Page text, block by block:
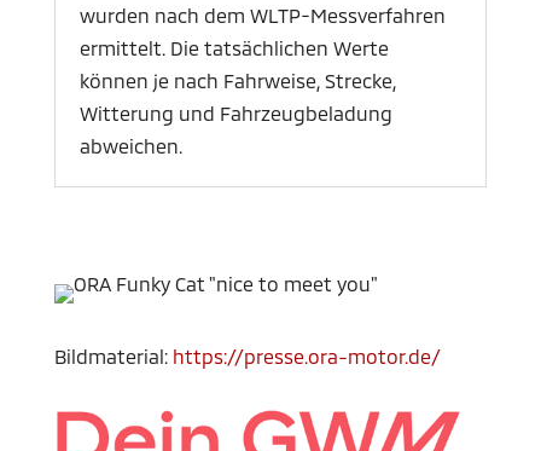
wurden nach dem WLTP-Messverfahren
ermittelt. Die tatsächlichen Werte
können je nach Fahrweise, Strecke,
Witterung und Fahrzeugbeladung
abweichen.
Bildmaterial: https://presse.ora-motor.de/